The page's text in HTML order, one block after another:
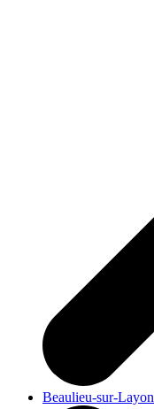
Beaulieu-sur-Layon